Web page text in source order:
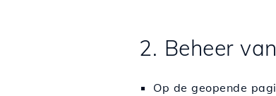
2. Beheer
Op de geopende